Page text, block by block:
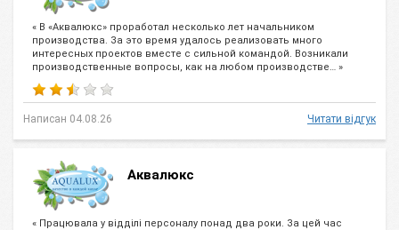
« В «Аквалюкс» проработал несколько лет начальником
производства. За это время удалось реализовать много
интересных проектов вместе с сильной командой. Возникали
производственные вопросы, как на любом производстве… »
Написан 04.08.26 Читати відгук
Аквалюкс
« Працювала у відділі персоналу понад два роки. За цей час